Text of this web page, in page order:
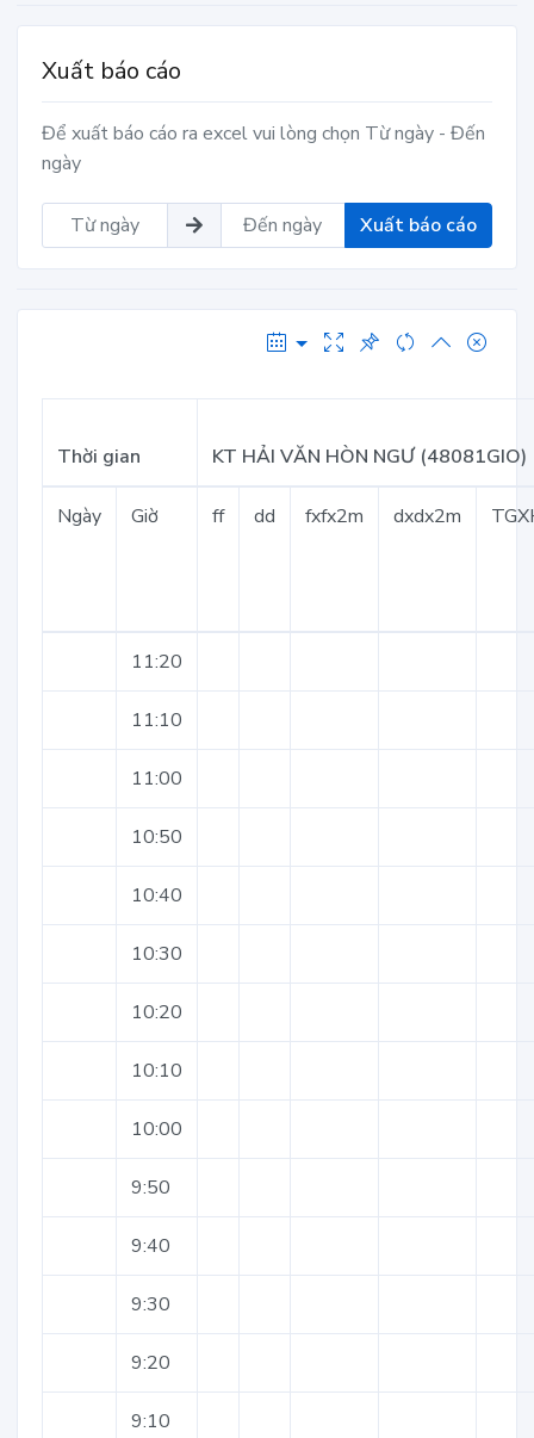
Xuất báo cáo
Để xuất báo cáo ra excel vui lòng chọn Từ ngày - Đến
ngày
Xuất báo cáo
Thời gian KT HẢI VĂN HÒN NGƯ (48081GIO)
Ngày Giờ ff dd fxfx2m dxdx2m
11:20
11:10
11:00
10:50
10:40
10:30
10:20
10:10
10:00
9:50
9:40
9:30
9:20
9:10